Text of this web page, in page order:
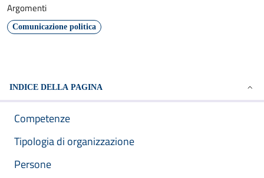
Argomenti
Comunicazione politica
INDICE DELLA PAGINA
Competenze
Tipologia di organizzazione
Persone